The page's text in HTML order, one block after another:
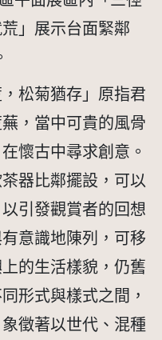
」展示台面緊鄰
松菊猶存」原指君
，當中可貴的風骨
懷古中尋求創意。
器比鄰擺設，可以
引發觀賞者的回想
意識地陳列，可移
的生活樣貌，仍舊
形式與樣式之間，
徵著以世代、混種